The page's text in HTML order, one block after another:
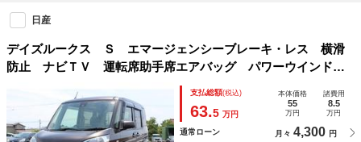
日産
デイズルークス Ｓ エマージェンシーブレーキ・レス 横滑
防止 ナビＴＶ 運転席助手席エアバッグ パワーウインド
ウ ＡＢＳ キ－レス パワーステアリング 運転席エアバッ
グ 両側スライドドア アイドリングストップ 衝突安全ボデ
ィ エアコン
支払総額(税込)
63.5 万円
本体価格
55
万円
諸費用
8.5
万円
通常ローン 月々 4,300 円